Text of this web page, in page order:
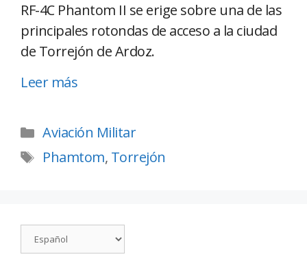
RF-4C Phantom II se erige sobre una de las
principales rotondas de acceso a la ciudad
de Torrejón de Ardoz.
Leer más
Aviación Militar
Phamtom, Torrejón